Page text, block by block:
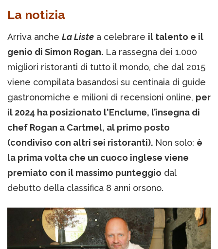
La notizia
Arriva anche La Liste a celebrare il talento e il
genio di Simon Rogan. La rassegna dei 1.000
migliori ristoranti di tutto il mondo, che dal 2015
viene compilata basandosi su centinaia di guide
gastronomiche e milioni di recensioni online, per
il 2024 ha posizionato l'Enclume, l’insegna di
chef Rogan a Cartmel, al primo posto
(condiviso con altri sei ristoranti). Non solo: è
la prima volta che un cuoco inglese viene
premiato con il massimo punteggio dal
debutto della classifica 8 anni orsono.